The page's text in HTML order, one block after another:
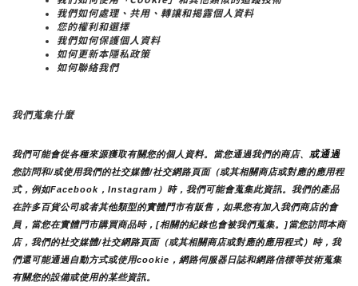
我們如何處理、共用、轉讓和揭露個人資料
您的權利和選擇
我們如何保護個人資料
如何更新本隱私政策
如何聯絡我們
我們蒐集什麼
我們可能會從各種來源獲取有關您的個人資料。當您通過我們的商店、 或通過
您訪問和/或使用我們的社交媒體/社交網路頁面（或其相關商店或對應的應用程
式，例如Facebook，Instagram）時，我們可能會蒐集此資訊。我們的產品
在許多百貨公司或者其他類型的實體門市有販售，如果您有加入我們商店的會
員，當您在實體門市購買商品時，[相關的紀錄也會被我們蒐集。]當您訪問本商
店，我們的社交媒體/社交網路頁面（或其相關商店或對應的應用程式）時，我
們還可能通過自動方式或使用cookie，網路伺服器日誌和網路信標等技術蒐集
有關您的設備或使用的某些資訊。